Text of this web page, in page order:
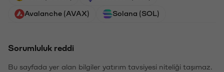
Avalanche (AVAX) Solana (SOL)
Sorumluluk reddi
Bu sayfada yer alan bilgiler yatırım tavsiyesi niteliği taşımaz.